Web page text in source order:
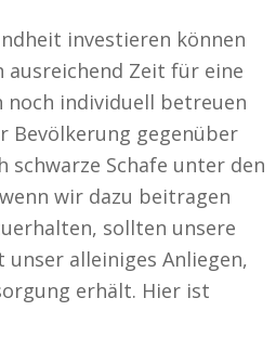
investieren können
Zeit für eine
noch individuell betreuen
Bevölkerung gegenüber
schwarze Schafe unter den
wir dazu beitragen
sollten unsere
alleiniges Anliegen,
erhält. Hier ist